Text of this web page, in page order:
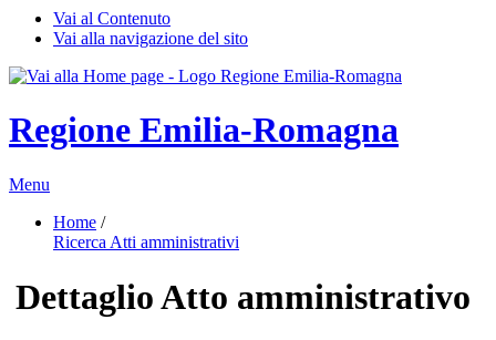
Vai al Contenuto
Vai alla navigazione del sito
Regione Emilia-Romagna
Menu
Home /
Ricerca Atti amministrativi
Dettaglio Atto amministrativo